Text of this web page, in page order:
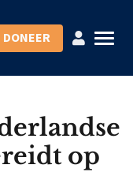
DONEER
op